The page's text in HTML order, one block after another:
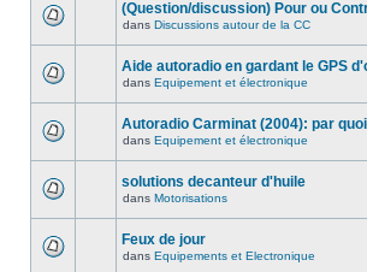
(Question/discussion) Pour ou
dans Discussions autour de la CC
Aide autoradio en gardant le GPS
dans Equipement et électronique
Autoradio Carminat (2004): par
dans Equipement et électronique
solutions decanteur d'huile
dans Motorisations
Feux de jour
dans Equipements et Electronique